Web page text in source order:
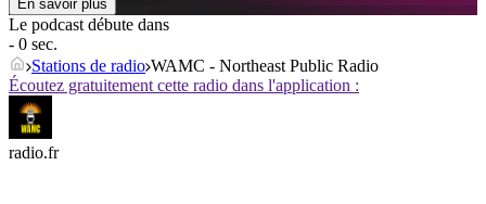
En savoir plus
Le podcast débute dans
- 0 sec.
Stations de radio WAMC - Northeast Public Radio
Écoutez gratuitement cette radio dans l'application :
radio.fr